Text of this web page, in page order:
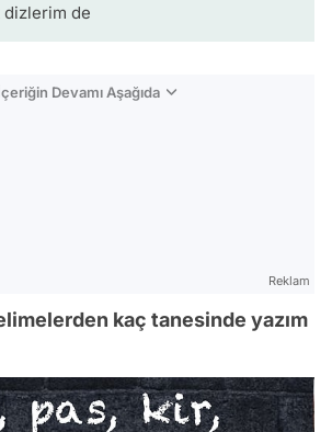
dizlerim de
Devamı Aşağıda
Reklam
kaç tanesinde yazım